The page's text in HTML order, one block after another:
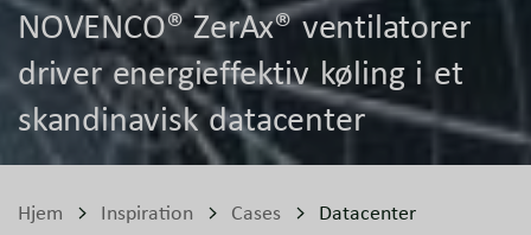
NOVENCO® ZerAx® ventilatorer
driver energieffektiv køling i et
skandinavisk datacenter
Hjem Inspiration Cases Datacenter